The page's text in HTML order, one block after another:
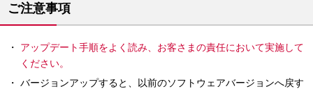
ご注意事項
アップデート手順をよく読み、お客さまの責任において実施して
ください。
バージョンアップすると、以前のソフトウェアバージョンへ戻す